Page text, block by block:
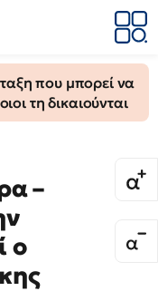
που μπορεί να
τη δικαιούνται
–
ο